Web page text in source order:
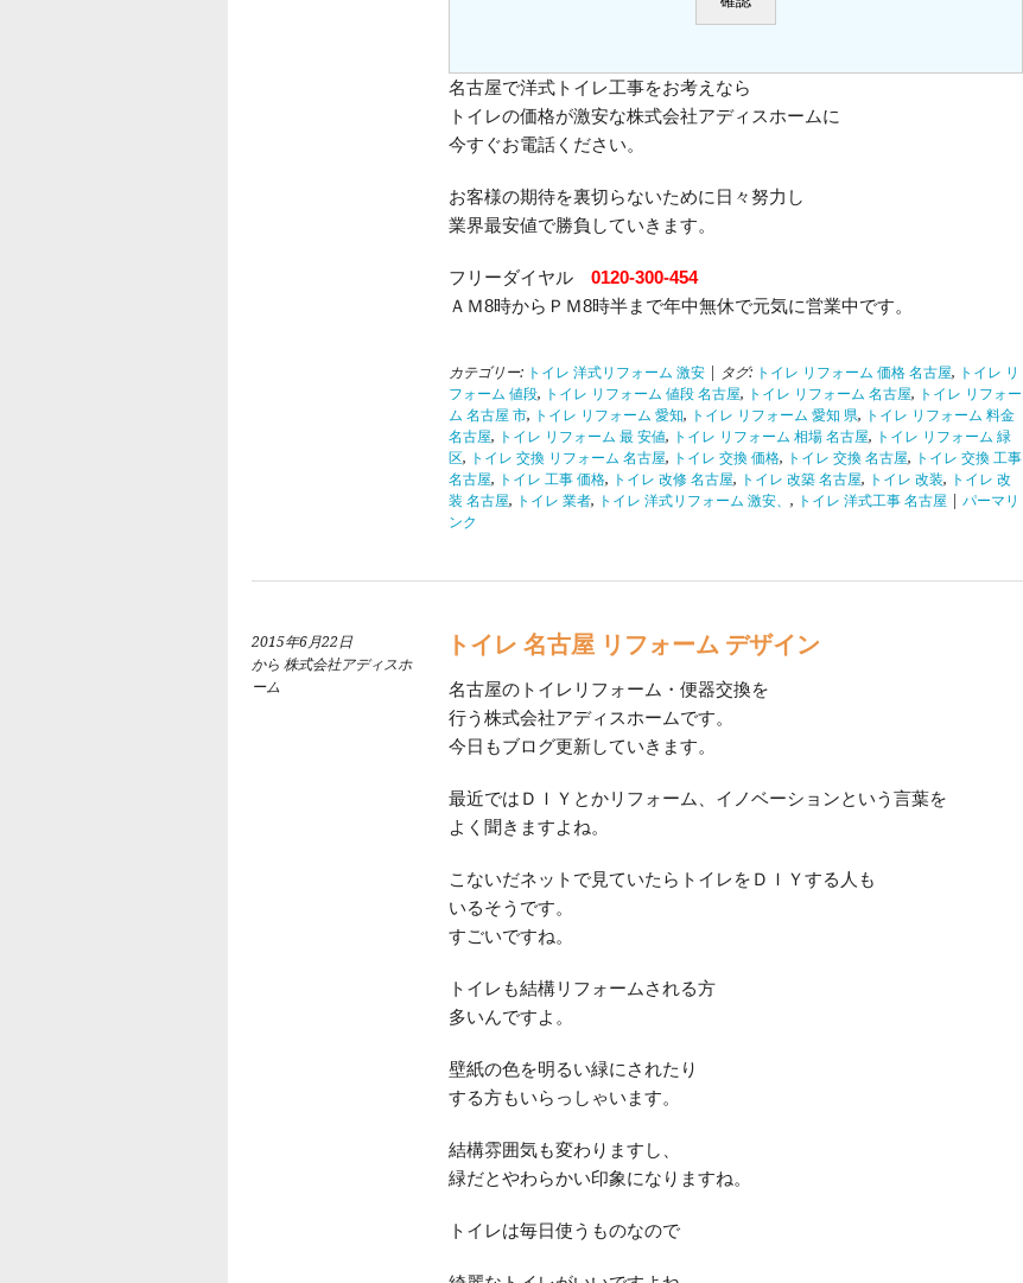
名古屋で洋式トイレ工事をお考えなら
トイレの価格が激安な株式会社アディスホームに
今すぐお電話ください。
お客様の期待を裏切らないために日々努力し
業界最安値で勝負していきます。
フリーダイヤル 0120-300-454
ＡＭ8時からＰＭ8時半まで年中無休で元気に営業中です。
カテゴリー: トイレ 洋式リフォーム 激安| タグ: トイレ リフォーム 価格 名古屋, トイレ リ
フォーム 値段, トイレ リフォーム 値段 名古屋, トイレ リフォーム 名古屋, トイレ リフォー
ム 名古屋 市, トイレ リフォーム 愛知, トイレ リフォーム 愛知 県, トイレ リフォーム 料金
名古屋, トイレ リフォーム 最 安値, トイレ リフォーム 相場 名古屋, トイレ リフォーム 緑
区, トイレ 交換 リフォーム 名古屋, トイレ 交換 価格, トイレ 交換 名古屋, トイレ 交換 工事
名古屋, トイレ 工事 価格, トイレ 改修 名古屋, トイレ 改築 名古屋, トイレ 改装, トイレ 改
装 名古屋, トイレ 業者, トイレ 洋式リフォーム 激安、 , トイレ 洋式工事 名古屋
パーマリ
ンク
2015年6月22日
から 株式会社アディスホ
ーム
トイレ 名古屋 リフォーム デザイン
名古屋のトイレリフォーム・便器交換を
行う株式会社アディスホームです。
今日もブログ更新していきます。
最近ではＤＩＹとかリフォーム、イノベーションという言葉を
よく聞きますよね。
こないだネットで見ていたらトイレをＤＩＹする人も
いるそうです。
すごいですね。
トイレも結構リフォームされる方
多いんですよ。
壁紙の色を明るい緑にされたり
する方もいらっしゃいます。
結構雰囲気も変わりますし、
緑だとやわらかい印象になりますね。
トイレは毎日使うものなので